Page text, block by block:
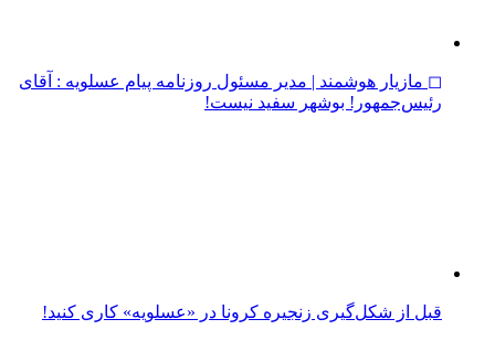
◻ مازیار هوشمند | مدیر مسئول روزنامه پیام عسلویه : آقای
رئیس‌جمهور! بوشهر سفید نیست!
قبل از شکل‌گیری زنجیره کرونا در «عسلویه» کاری کنید!